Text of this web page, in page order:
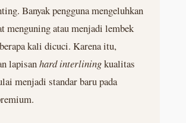
Banyak pengguna mengeluhkan
menguning atau menjadi lembek
kali dicuci. Karena itu,
lapisanhard interliningkualitas
menjadi standar baru pada